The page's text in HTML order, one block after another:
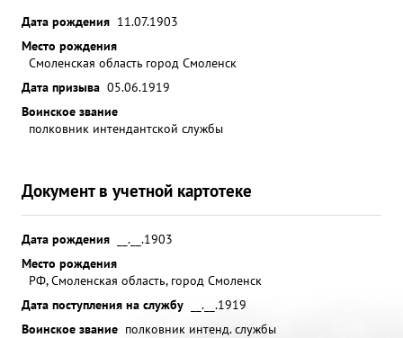
Дата рождения 11.07.1903
Место рождения
Смоленская область город Смоленск
Дата призыва 05.06.1919
Воинское звание
полковник интендантской службы
Документ в учетной картотеке
Дата рождения
__.__.1903
Место рождения
РФ, Смоленская область, город Смоленск
Дата поступления на службу
__.__.1919
Воинское звание полковник интенд. службы